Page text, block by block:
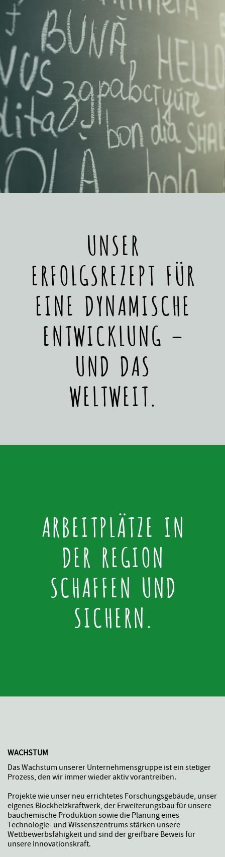
UNSER
ERFOLGSREZEPT FÜR
EINE DYNAMISCHE
ENTWICKLUNG –
UND DAS
WELTWEIT.
ARBEITPLÄTZE IN
DER REGION
SCHAFFEN UND
SICHERN.
WACHSTUM
Das Wachstum unserer Unternehmensgruppe ist ein stetiger
Prozess, den wir immer wieder aktiv vorantreiben.
Projekte wie unser neu errichtetes Forschungsgebäude, unser
eigenes Blockheizkraftwerk, der Erweiterungsbau für unsere
bauchemische Produktion sowie die Planung eines
Technologie- und Wissenszentrums stärken unsere
Wettbewerbsfähigkeit und sind der greifbare Beweis für
unsere Innovationskraft.